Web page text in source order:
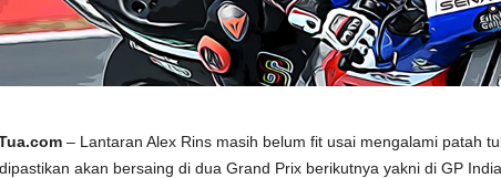
m
– Lantaran Alex Rins masih belum fit usai mengalami patah
akan bersaing di dua Grand Prix berikutnya yakni di GP